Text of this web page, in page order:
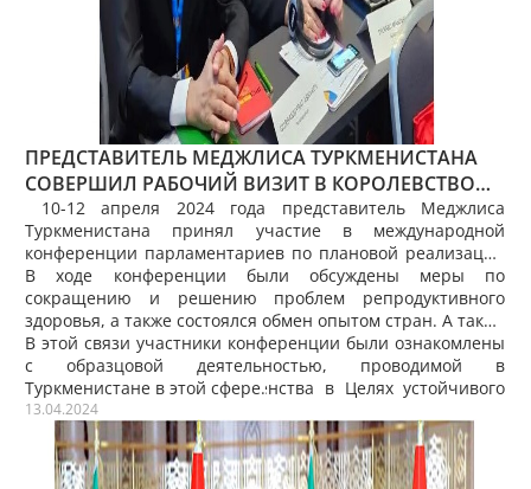
ПРЕДСТАВИТЕЛЬ МЕДЖЛИСА ТУРКМЕНИСТАНА
СОВЕРШИЛ РАБОЧИЙ ВИЗИТ В КОРОЛЕВСТВО
НОРВЕГИИ
10-12 апреля 2024 года представитель Меджлиса
Туркменистана принял участие в международной
конференции парламентариев по плановой реализации
мероприятий по фонду народонаселения и развитию в
городе Осло Норвегии.
В ходе конференции были обсуждены меры по
сокращению и решению проблем репродуктивного
здоровья, а также состоялся обмен опытом стран. А также
состоялся обмен мнениями по охране здоровья матери и
ребенка, принципам и методам осуществленияы прав
женщин и гендерного равенства в Целях устойчивого
развития до 2030 года.
В этой связи участники конференции были ознакомлены
с образцовой деятельностью, проводимой в
Туркменистане в этой сфере.
13.04.2024